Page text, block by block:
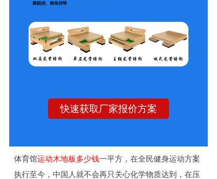
快速获取厂家报价方案
体育馆运动木地板多少钱一平方，在全民健身运动方案
执行至今，中国人就不会再只关心化学物质达到，在压